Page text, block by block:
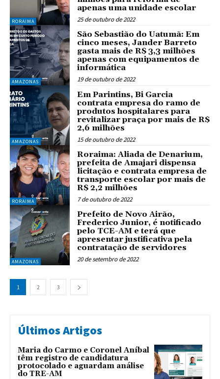
RORAIMA
apenas uma unidade escolar
25 de outubro de 2022
AMAZONAS
São Sebastião do Uatumã: Em
cinco meses, Jander Barreto
gasta mais de R$ 3,3 milhões
apenas com equipamentos de
informática
19 de outubro de 2022
AMAZONAS
Em Parintins, Bi Garcia
contrata empresa do ramo de
produtos hospitalares para
revitalizar praça por mais de R$
2,6 milhões
15 de outubro de 2022
RORAIMA
Roraima: Aliada de Denarium,
prefeita de Amajari dispensa
licitação e contrata empresa de
transporte escolar por mais de
R$ 2,2 milhões
7 de outubro de 2022
AMAZONAS
Prefeito de Novo Airão,
Frederico Junior, é notificado
pelo TCE-AM e terá que
apresentar justificativa pela
contratação de servidores
20 de setembro de 2022
1 2 3
Últimos Artigos
Maria do Carmo e Coronel Aníbal
têm registro de candidatura
protocolado e aguardam análise
do TRE-AM